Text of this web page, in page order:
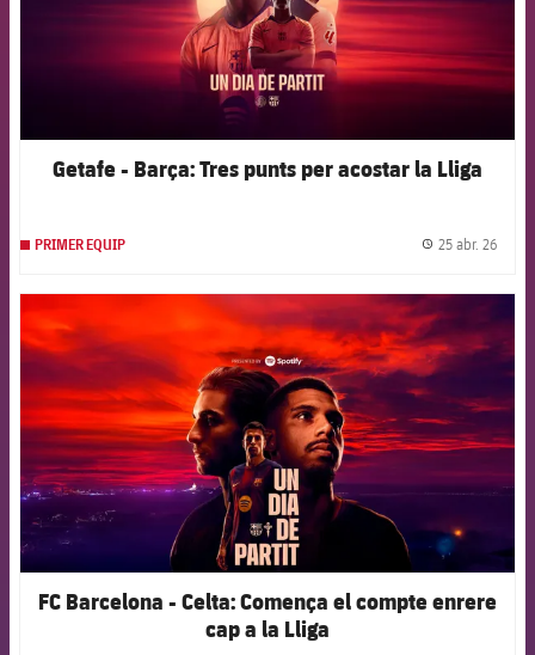
Getafe - Barça: Tres punts per acostar la Lliga
PRIMER EQUIP 25 abr. 26
FCB Barcelona badge
FC Barcelona - Celta: Comença el compte enrere
cap a la Lliga